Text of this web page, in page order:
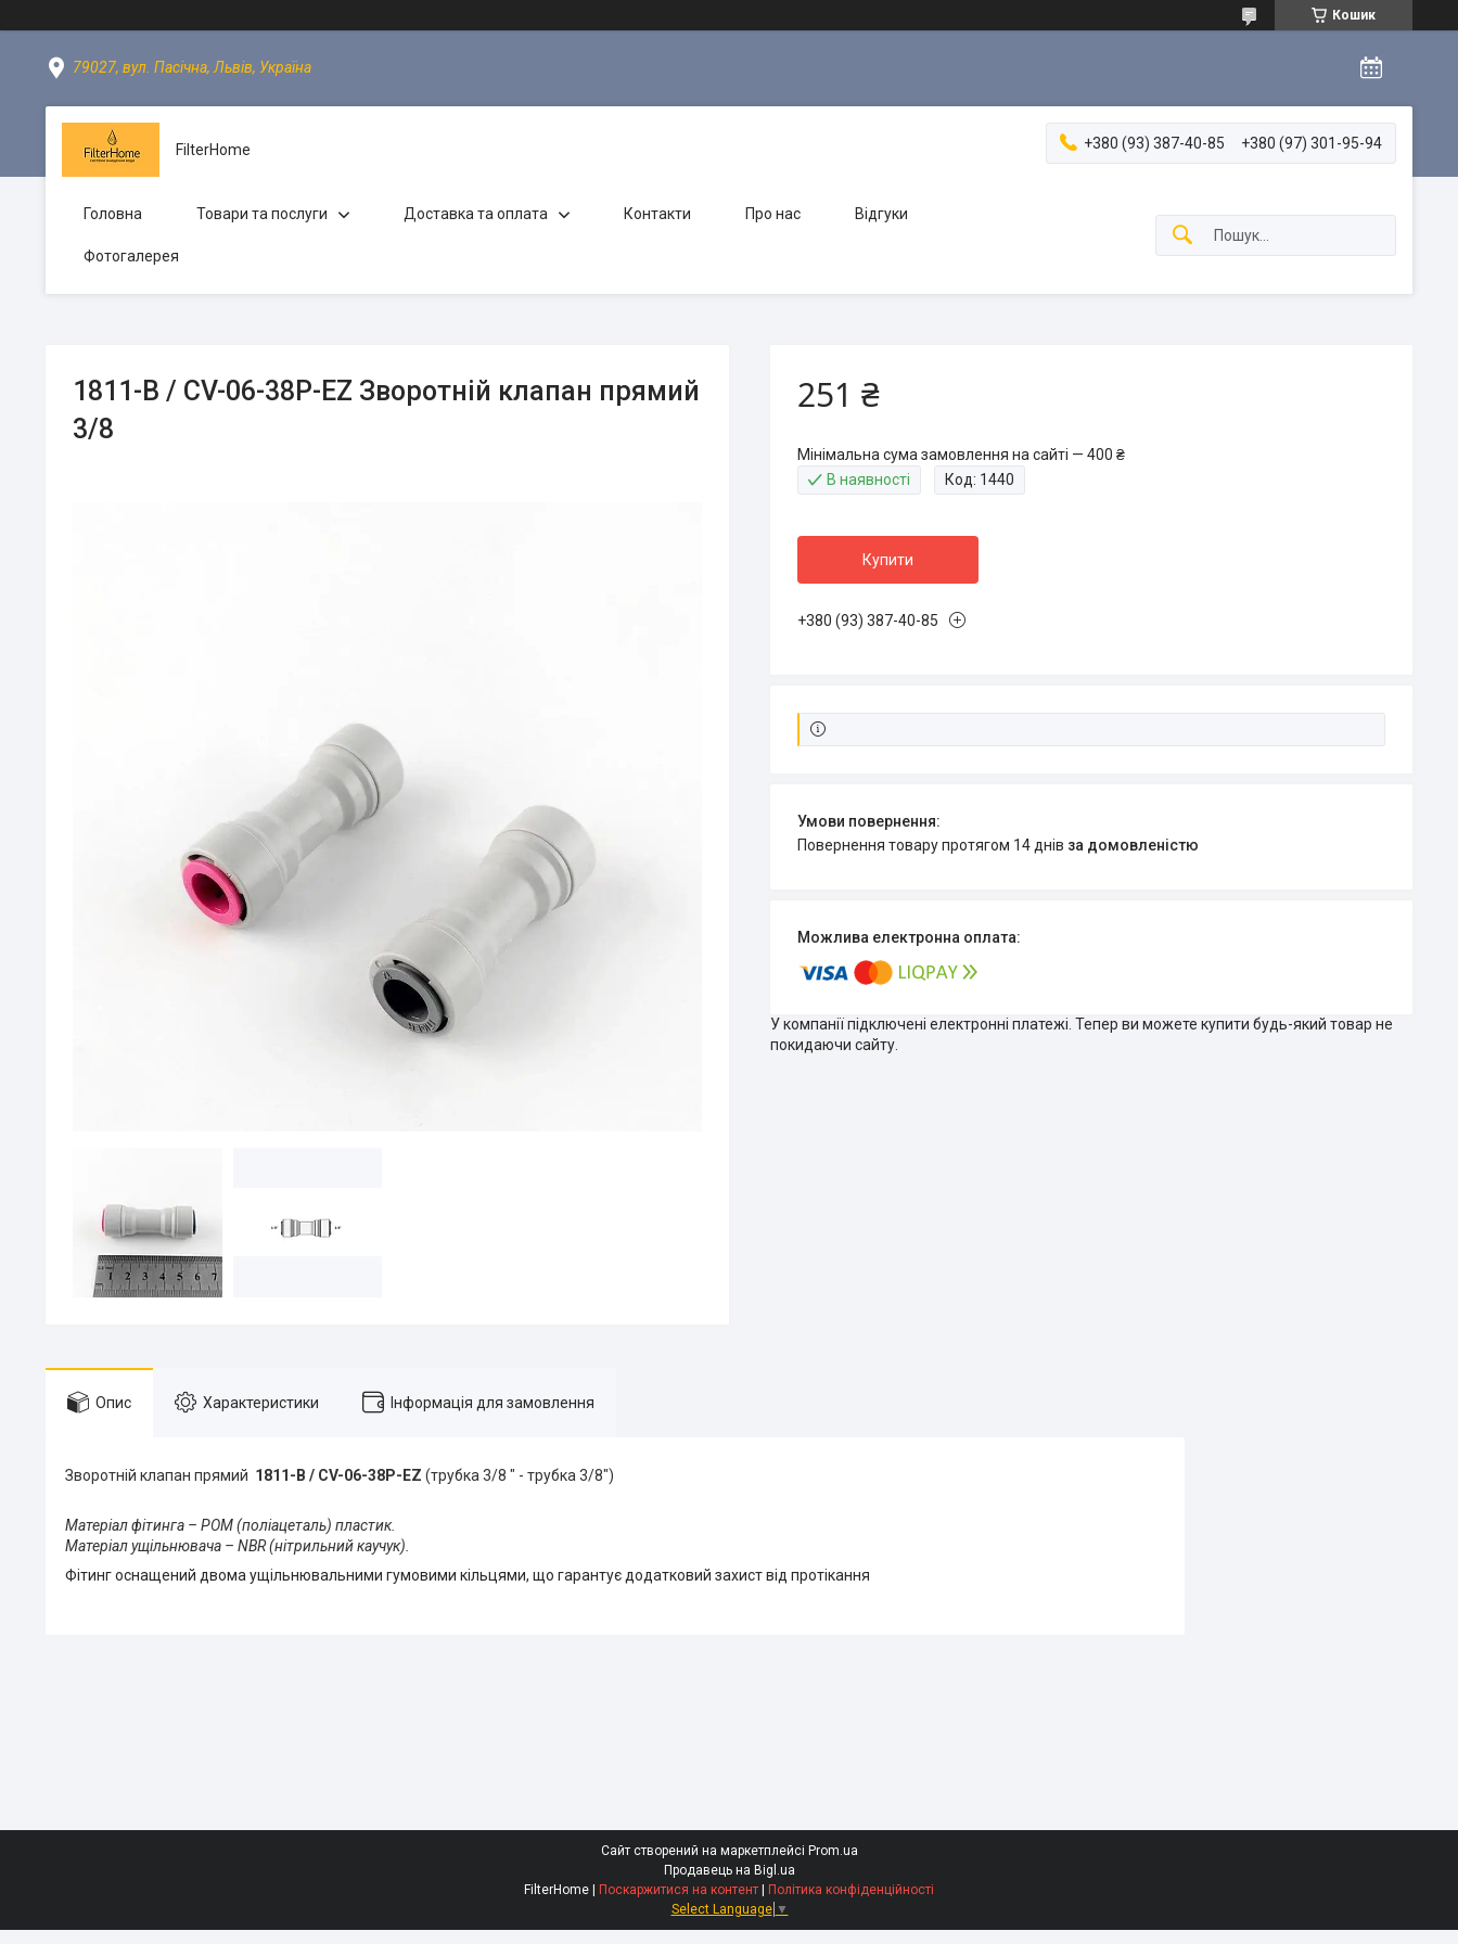
Кошик
79027, вул. Пасічна, Львів, Україна
FilterHome +380 (93) 387-40-85 +380 (97) 301-95-94
Головна Товари та послуги Доставка та оплата Контакти Про нас Відгуки
Фотогалерея
1811-B / CV-06-38P-EZ Зворотній клапан прямий
3/8
251 ₴
Мінімальна сума замовлення на сайті — 400 ₴
В наявності
Код: 1440
Купити
+380 (93) 387-40-85
повернення товару протягом 14 днів за домовленістю
У компанії підключені електронні платежі. Тепер ви можете купити будь-який товар не
покидаючи сайту.
Опис Характеристики Інформація для замовлення
Зворотній клапан прямий 1811-B / CV-06-38P-EZ (трубка 3/8 " - трубка 3/8")
Матеріал фітинга – POM (поліацеталь) пластик.
Матеріал ущільнювача – NBR (нітрильний каучук).
Фітинг оснащений двома ущільнювальними гумовими кільцями, що гарантує додатковий захист від протікання
Сайт створений на маркетплейсі Prom.ua
Продавець на Bigl.ua
FilterHome | Поскаржитися на контент | Політика конфіденційності
Select Language ▼